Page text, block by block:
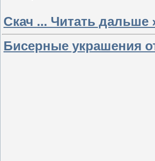
Скач ... Читать дальше
Бисерные украшения